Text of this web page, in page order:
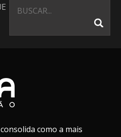
como a mais